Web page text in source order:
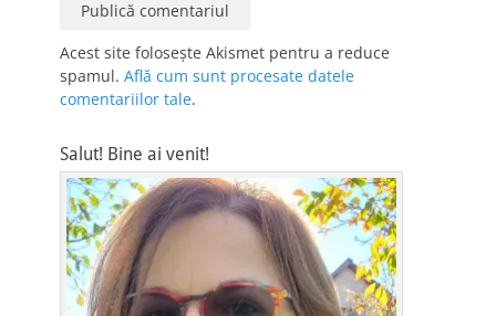
Acest site folosește Akismet pentru a reduce
spamul. Află cum sunt procesate datele
comentariilor tale.
Salut! Bine ai venit!